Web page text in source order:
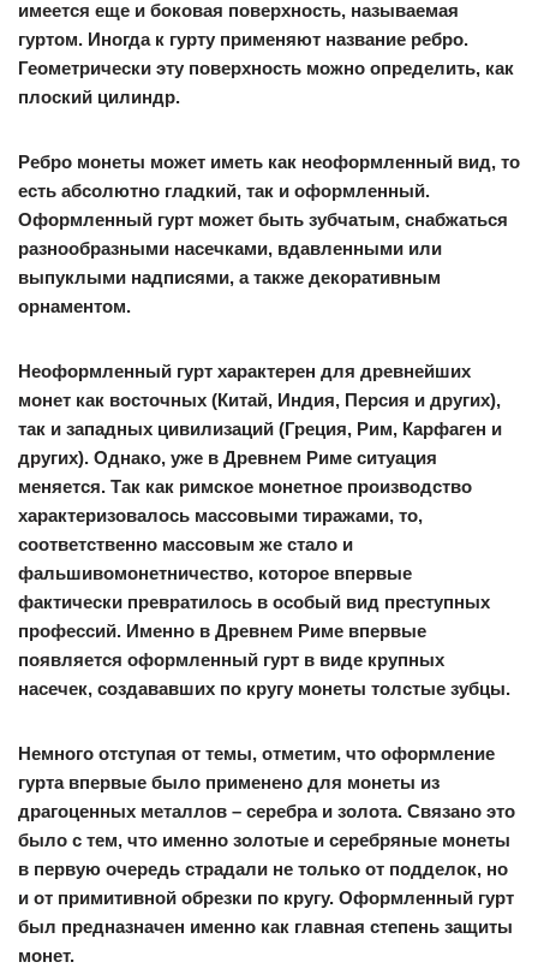
имеется еще и боковая поверхность, называемая
гуртом. Иногда к гурту применяют название ребро.
Геометрически эту поверхность можно определить, как
плоский цилиндр.
Ребро монеты может иметь как неоформленный вид, то
есть абсолютно гладкий, так и оформленный.
Оформленный гурт может быть зубчатым, снабжаться
разнообразными насечками, вдавленными или
выпуклыми надписями, а также декоративным
орнаментом.
Неоформленный гурт характерен для древнейших
монет как восточных (Китай, Индия, Персия и других),
так и западных цивилизаций (Греция, Рим, Карфаген и
других). Однако, уже в Древнем Риме ситуация
меняется. Так как римское монетное производство
характеризовалось массовыми тиражами, то,
соответственно массовым же стало и
фальшивомонетничество, которое впервые
фактически превратилось в особый вид преступных
профессий. Именно в Древнем Риме впервые
появляется оформленный гурт в виде крупных
насечек, создававших по кругу монеты толстые зубцы.
Немного отступая от темы, отметим, что оформление
гурта впервые было применено для монеты из
драгоценных металлов – серебра и золота. Связано это
было с тем, что именно золотые и серебряные монеты
в первую очередь страдали не только от подделок, но
и от примитивной обрезки по кругу. Оформленный гурт
был предназначен именно как главная степень защиты
монет.